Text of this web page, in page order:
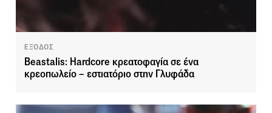
ΕΞΟΔΟΣ
Beastalis: Ηardcore κρεατοφαγία σε ένα
κρεοπωλείο – εστιατόριο στην Γλυφάδα